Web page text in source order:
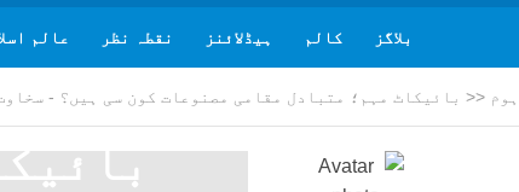
بلاگز کالم ہیڈلائنز نقطہ نظر عالم
ہوم << بائیکاٹ مہم؛ متبادل مقامی مصنوعات کون سی ہیں؟ -